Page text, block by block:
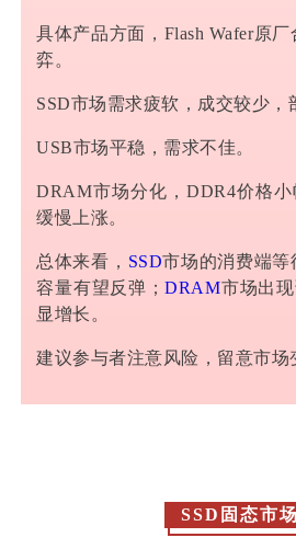
具体产品方面，Flash Wafer原
弈。
SSD市场需求疲软，成交较少，
USB市场平稳，需求不佳。
DRAM市场分化，DDR4价格
缓慢上涨。
总体来看， SSD市场的消费端等
容量有望反弹；DRAM市场出
显增长。
建议参与者注意风险，留意市场
SSD固态市场